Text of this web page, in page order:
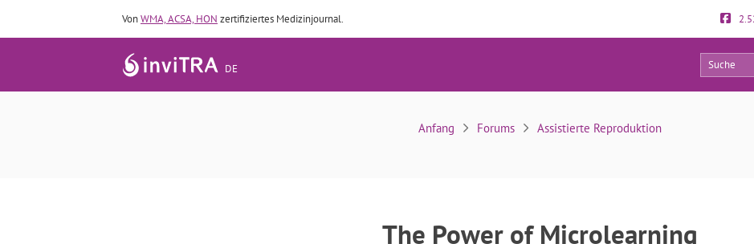
VonWMA, ACSA, HON zertifiziertes Medizinjournal.
DE
The Power of Microlearning
5
Anfang Forums Assistierte Reproduktion
The Power of Microlearning